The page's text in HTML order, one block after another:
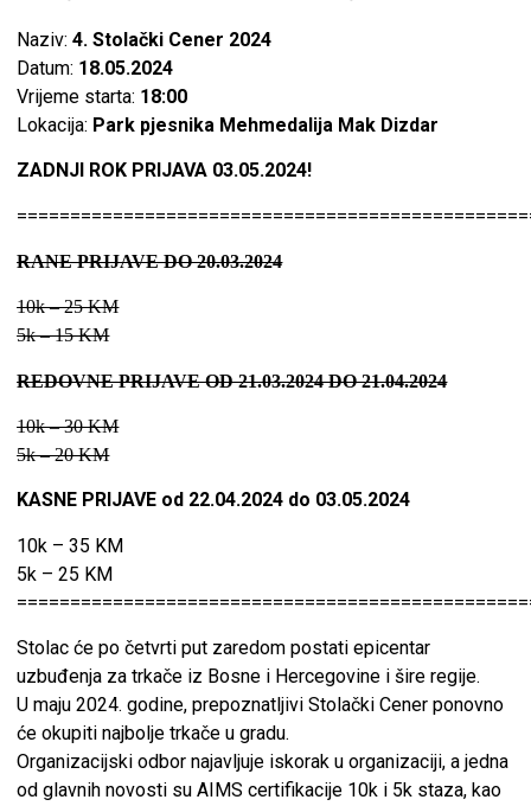
Naziv:4. Stolački Cener 2024
Datum: 18.05.2024
Vrijeme starta: 18:00
Lokacija: Park pjesnika Mehmedalija Mak Dizdar
ZADNJI ROK PRIJAVA 03.05.2024!
RANE PRIJAVE DO 20.03.2024
10k – 25 KM
5k – 15 KM
REDOVNE PRIJAVE OD 21.03.2024 DO 21.04.2024
10k – 30 KM
5k – 20 KM
KASNE PRIJAVE od 22.04.2024 do 03.05.2024
10k – 35 KM
5k – 25 KM
Stolac će po četvrti put zaredom postati epicentar
uzbuđenja za trkače iz Bosne i Hercegovine i šire regije.
U maju 2024. godine, prepoznatljivi Stolački Cener ponovno
će okupiti najbolje trkače u gradu.
Organizacijski odbor najavljuje iskorak u organizaciji, a jedna
od glavnih novosti su AIMS certifikacije 10k i 5k staza, kao